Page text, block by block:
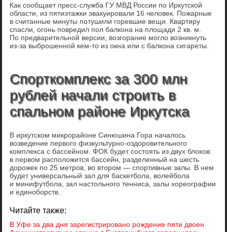
Как сообщает пресс-служба ГУ МВД России по Иркутской
области, из пятиэтажки эвакуировали 16 человек. Пожарные
в считанные минуты потушили горевшие вещи. Квартиру
спасли, огонь повредил пол балкона на площади 2 кв. м.
По предварительной версии, возгорание могло возникнуть
из-за выброшенной кем-то из окна или с балкона сигареты.
Спорткомплекс за 300 млн
рублей начали строить в
спальном районе Иркутска
В иркутском микрорайоне Синюшина Гора началось
возведение первого физкультурно-оздоровительного
комплекса с бассейном. ФОК будет состоять из двух блоков:
в первом расположится бассейн, разделенный на шесть
дорожек по 25 метров, во втором — спортивные залы. В нем
будет универсальный зал для баскетбола, волейбола
и минифутбола, зал настольного тенниса, залы хореографии
и единоборств.
Читайте также:
В Уфе за два дня зарегистрировано рождение пяти двоен